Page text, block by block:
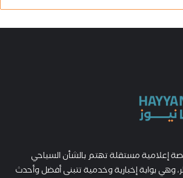
إعلامية مستقلة تهتم بالشأن السياحي
وهي بوابة إخبارية وخدمية تتبنى أفضل وأحدث